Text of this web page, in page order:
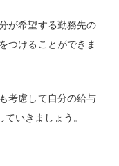
が希望する勤務先の
つけることができま
考慮して自分の給与
いきましょう。